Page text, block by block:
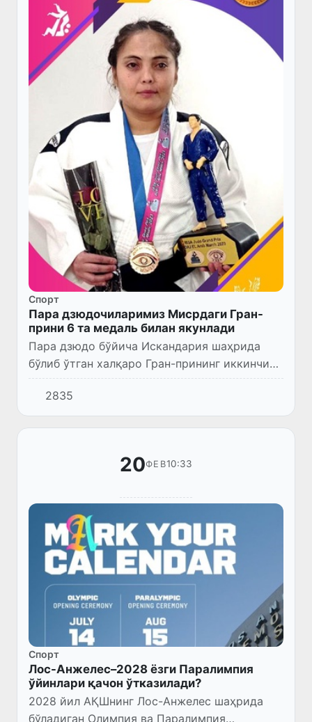
Спорт
Пара дзюдочиларимиз Мисрдаги Гран-
прини 6 та медаль билан якунлади
Пара дзюдо бўйича Искандария шаҳрида
бўлиб ўтган халқаро Гран-прининг иккинчи
кунида 3 нафар ҳамюртимиз шохсупага
кўтарилди.
2835
20ФЕВ10:33
Спорт
Лос-Анжелес–2028 ёзги Паралимпия
ўйинлари қачон ўтказилади?
2028 йил АҚШнинг Лос-Анжелес шаҳрида
бўладиган Олимпия ва Паралимпия